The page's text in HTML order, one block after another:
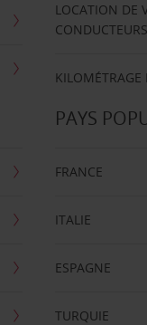
LOCATION DE
CONDUCTEURS
KILOMÉTRAGE
PAYS
FRANCE
ITALIE
ESPAGNE
TURQUIE